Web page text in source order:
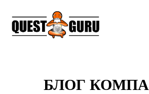
БЛОГ